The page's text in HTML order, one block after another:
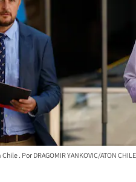
Chile DRAGOMIR YANKOVIC/ATON CHILE